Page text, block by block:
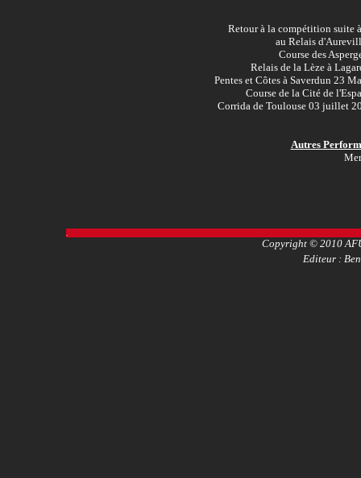
Retour à la compétition suite
au Relais
Course des
Relais de la Lèze à
Pentes et Côtes à Saverdun 23
Course de la Cité de
Corrida de Toulouse 03 juillet
Autres
Copyright © 2010
Editeur :